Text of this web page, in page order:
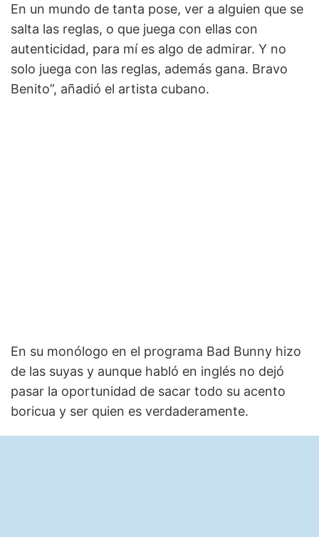
En un mundo de tanta pose, ver a alguien que se
salta las reglas, o que juega con ellas con
autenticidad, para mí es algo de admirar. Y no
solo juega con las reglas, además gana. Bravo
Benito”, añadió el artista cubano.
En su monólogo en el programa Bad Bunny hizo
de las suyas y aunque habló en inglés no dejó
pasar la oportunidad de sacar todo su acento
boricua y ser quien es verdaderamente.